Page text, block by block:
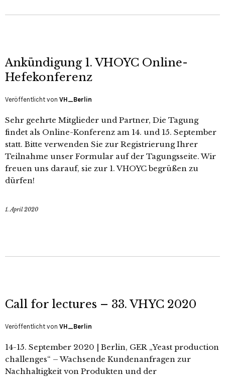
Ankündigung 1. VHOYC Online-
Hefekonferenz
Veröffentlicht von VH_Berlin
Sehr geehrte Mitglieder und Partner, Die Tagung
findet als Online-Konferenz am 14. und 15. September
statt. Bitte verwenden Sie zur Registrierung Ihrer
Teilnahme unser Formular auf der Tagungsseite. Wir
freuen uns darauf, sie zur 1. VHOYC begrüßen zu
dürfen!
1. April 2020
Call for lectures – 33. VHYC 2020
Veröffentlicht von VH_Berlin
14-15. September 2020 | Berlin, GER „Yeast production
challenges“ – Wachsende Kundenanfragen zur
Nachhaltigkeit von Produkten und der